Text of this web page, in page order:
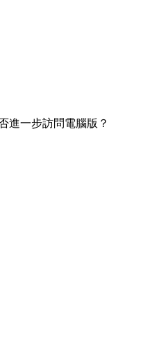
進一步訪問電腦版？